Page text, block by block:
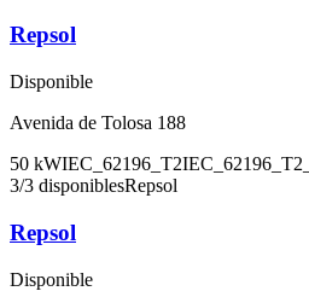
Repsol
Disponible
Avenida de Tolosa 188
50 kWIEC_62196_T2
3/3 disponiblesRepsol
Repsol
Disponible